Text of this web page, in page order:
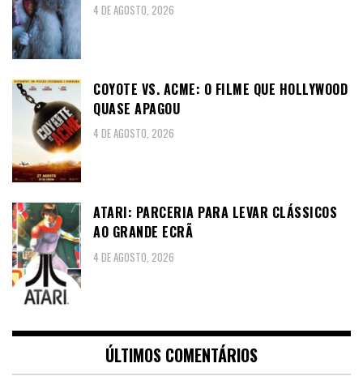
4 DE AGOSTO, 2026
COYOTE VS. ACME: O FILME QUE HOLLYWOOD
QUASE APAGOU
4 DE AGOSTO, 2026
ATARI: PARCERIA PARA LEVAR CLÁSSICOS
AO GRANDE ECRÃ
4 DE AGOSTO, 2026
ÚLTIMOS COMENTÁRIOS